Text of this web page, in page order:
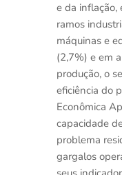
e da inflação,
ramos
máquinas e
(2,7%) e em
produção, o
eficiência do
Econômica
capacidade
problema
gargalos